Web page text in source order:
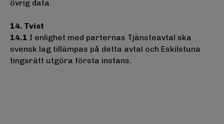
övrig data.
14. Tvist
14.1 I enlighet med parternas Tjänsteavtal ska
svensk lag tillämpas på detta avtal och Eskilstuna
tingsrätt utgöra första instans.